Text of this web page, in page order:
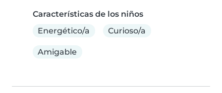
Características de los niños
Energético/a
Curioso/a
Amigable